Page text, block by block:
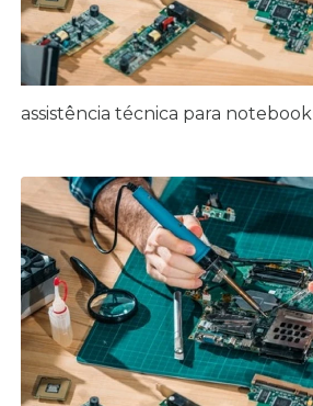
assistência técnica para notebook